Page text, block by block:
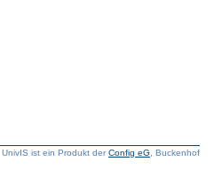
UnivIS ist ein Produkt derConfig eG , Buckenhof